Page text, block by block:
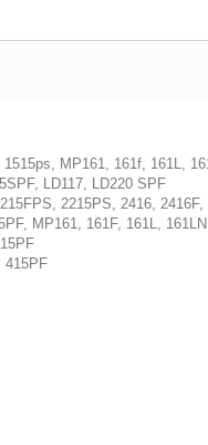
MP161, 161f, 161L,
LD117, LD220 SPF
2215PS, 2416,
MP161, 161F, 161L,
415PF